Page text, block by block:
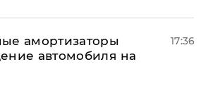
амортизаторы
автомобиля на
17:36